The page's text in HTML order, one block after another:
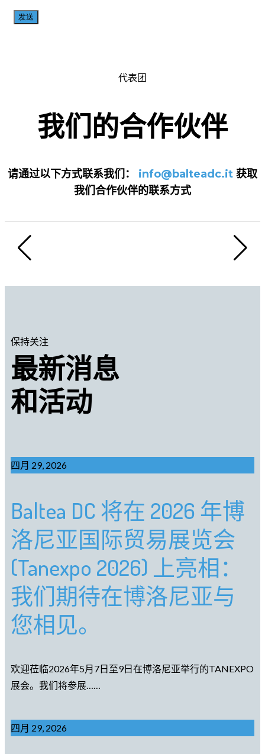
代表团
我们的合作伙伴
请通过以下方式联系我们： info@balteadc.it 获取
我们合作伙伴的联系方式
保持关注
最新消息
和活动
四月 29, 2026
Baltea DC 将在 2026 年博
洛尼亚国际贸易展览会
(Tanexpo 2026) 上亮相：
我们期待在博洛尼亚与
您相见。
欢迎莅临2026年5月7日至9日在博洛尼亚举行的TANEXPO
展会。我们将参展……
四月 29, 2026